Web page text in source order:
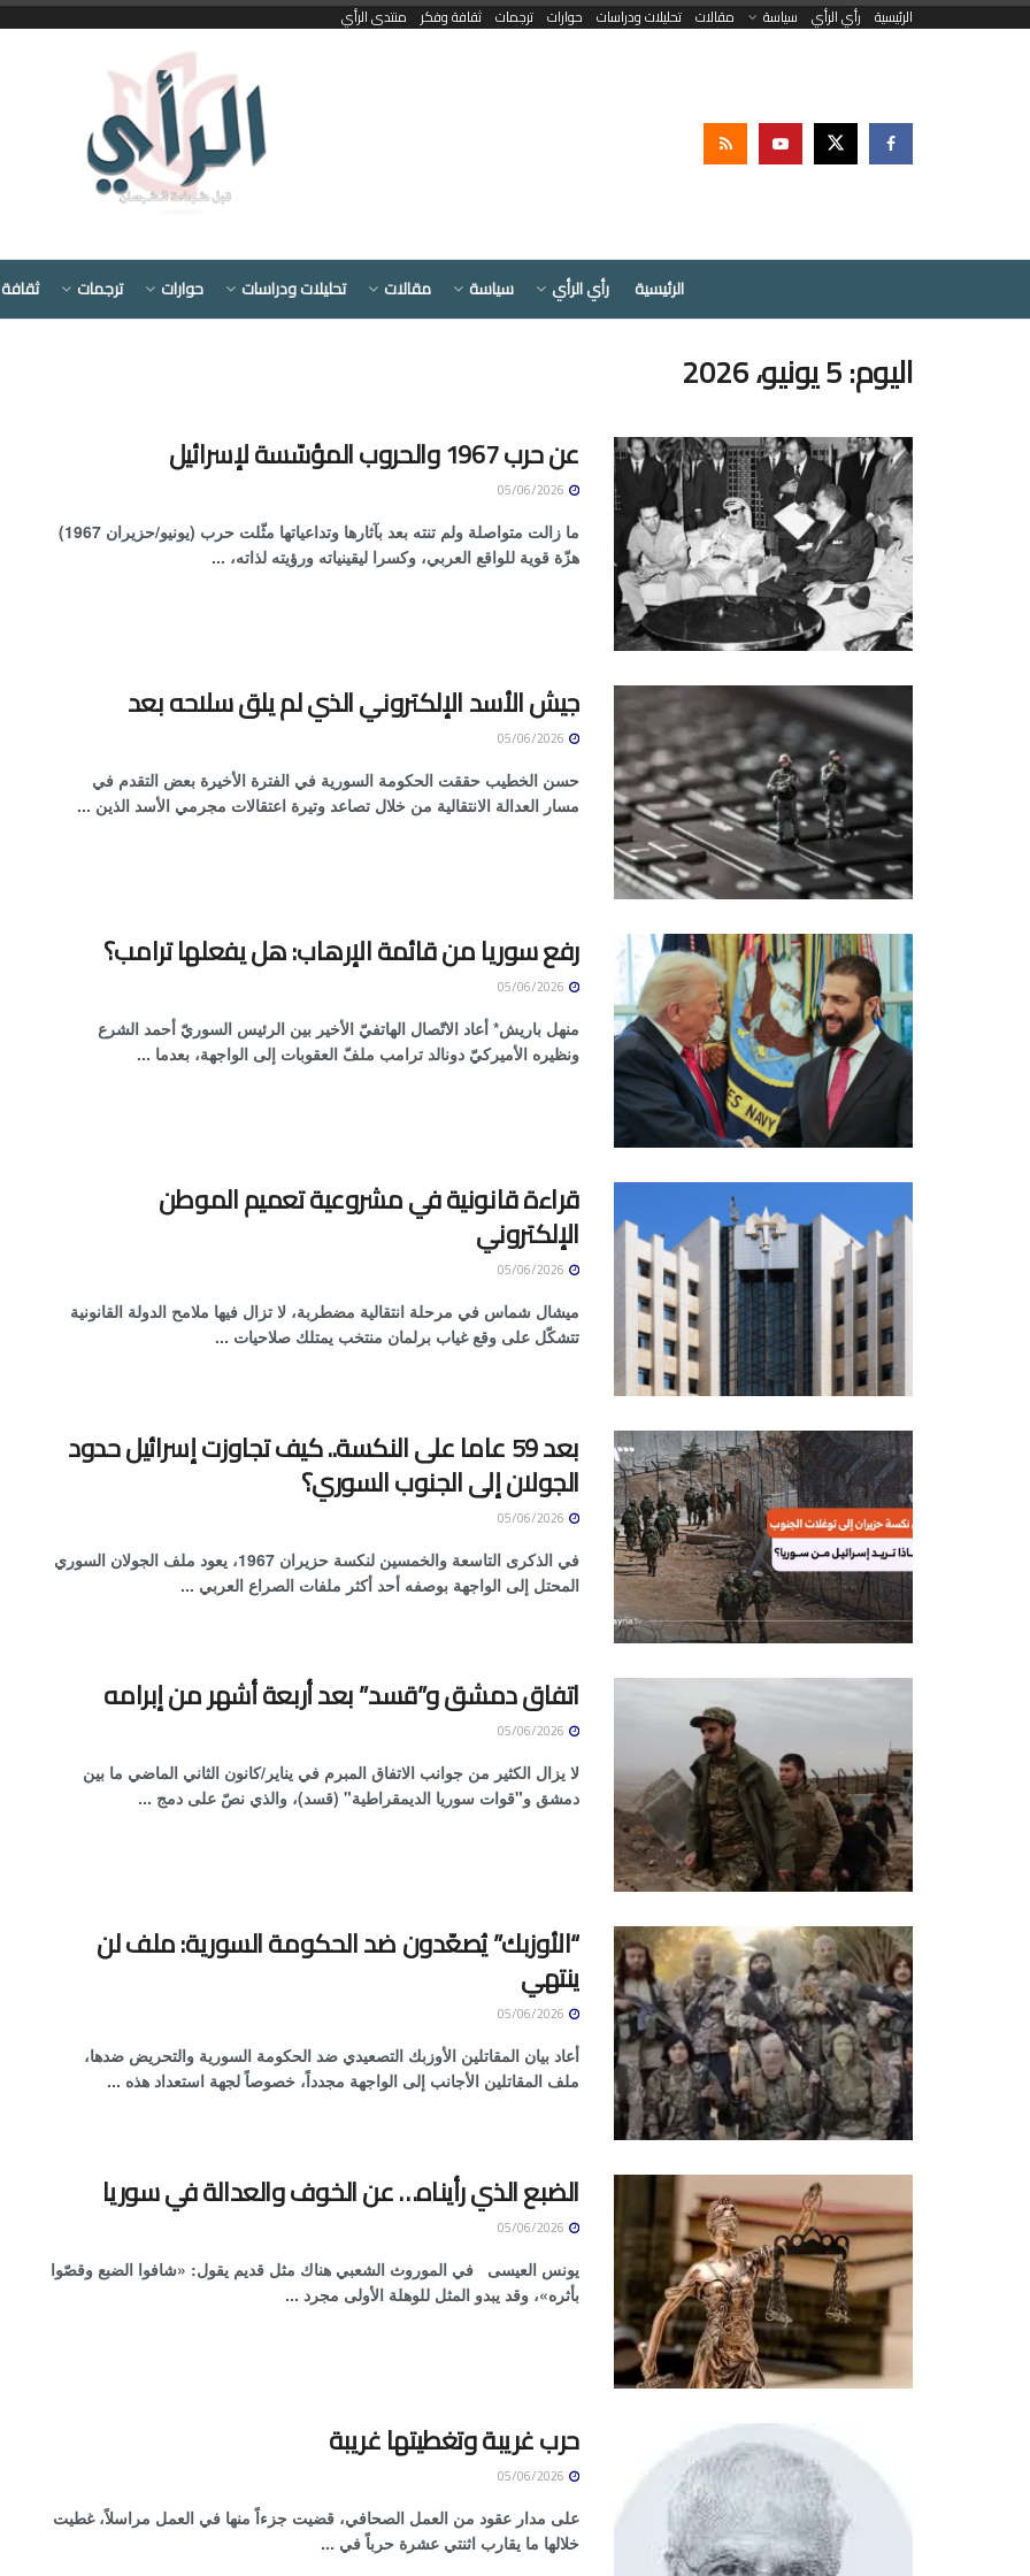
الرئيسية رأي الرأي سياسة مقالات تحليلات ودراسات حوارات ترجمات ثقافة وفكر منتدى الرأي
الرئيسية رأي الرأي سياسة مقالات تحليلات ودراسات حوارات ترجمات
اليوم:5 يونيو، 2026
عن حرب 1967 والحروب المؤسّسة لإسرائيل
ما زالت متواصلة ولم تنته بعد بآثارها وتداعياتها مثّلت حرب (يونيو/حزيران 1967)
هزّة قوية للواقع العربي، وكسرا ليقينياته ورؤيته لذاته، ...
جيش الأسد الإلكتروني الذي لم يلق سلاحه بعد
حسن الخطيب حققت الحكومة السورية في الفترة الأخيرة بعض التقدم في
مسار العدالة الانتقالية من خلال تصاعد وتيرة اعتقالات مجرمي الأسد الذين ...
رفع سوريا من قائمة الإرهاب: هل يفعلها ترامب؟
منهل باريش* أعاد الاتّصال الهاتفيّ الأخير بين الرئيس السوريّ أحمد الشرع
ونظيره الأميركيّ دونالد ترامب ملفّ العقوبات إلى الواجهة، بعدما ...
قراءة قانونية في مشروعية تعميم الموطن
الإلكتروني
ميشال شماس في مرحلة انتقالية مضطربة، لا تزال فيها ملامح الدولة القانونية
تتشكّل على وقع غياب برلمان منتخب يمتلك صلاحيات ...
بعد 59 عاما على النكسة.. كيف تجاوزت إسرائيل حدود
الجولان إلى الجنوب السوري؟
في الذكرى التاسعة والخمسين لنكسة حزيران 1967، يعود ملف الجولان السوري
المحتل إلى الواجهة بوصفه أحد أكثر ملفات الصراع العربي ...
اتفاق دمشق و”قسد” بعد أربعة أشهر من إبرامه
لا يزال الكثير من جوانب الاتفاق المبرم في يناير/كانون الثاني الماضي ما بين
دمشق و"قوات سوريا الديمقراطية" (قسد)، والذي نصّ على دمج ...
“الأوزبك” يُصعّدون ضد الحكومة السورية: ملف لن
ينتهي
أعاد بيان المقاتلين الأوزبك التصعيدي ضد الحكومة السورية والتحريض ضدها،
ملف المقاتلين الأجانب إلى الواجهة مجدداً، خصوصاً لجهة استعداد هذه ...
الضبع الذي رأيناه… عن الخوف والعدالة في سوريا
يونس العيسى في الموروث الشعبي هناك مثل قديم يقول: «شافوا الضبع وقصّوا
بأثره»، وقد يبدو المثل للوهلة الأولى مجرد ...
حرب غريبة وتغطيتها غريبة
على مدار عقود من العمل الصحافي، قضيت جزءاً منها في العمل مراسلاً، غطيت
خلالها ما يقارب اثنتي عشرة حرباً في ...